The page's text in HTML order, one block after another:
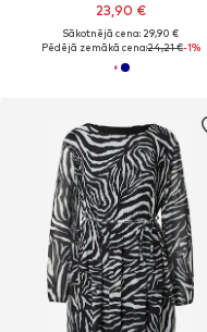
23,90 €
Sākotnējā cena: 29,90 €
Pēdējā zemākā cena:24,21 €-1%